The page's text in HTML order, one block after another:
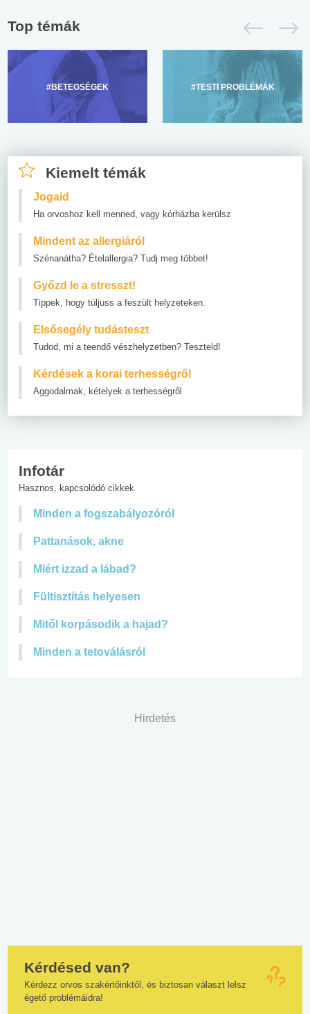
Top témák
#BETEGSÉGEK #TESTI PROBLÉMÁK
Kiemelt témák
Jogaid
Ha orvoshoz kell menned, vagy kórházba kerülsz
Mindent az allergiáról
Szénanátha? Ételallergia? Tudj meg többet!
Győzd le a stresszt!
Tippek, hogy túljuss a feszült helyzeteken.
Elsősegély tudásteszt
Tudod, mi a teendő vészhelyzetben? Teszteld!
Kérdések a korai terhességről
Aggodalmak, kételyek a terhességről
Infotár
Hasznos, kapcsolódó cikkek
Minden a fogszabályozóról
Pattanások, akne
Miért izzad a lábad?
Fültisztítás helyesen
Mitől korpásodik a hajad?
Minden a tetoválásról
Hirdetés
Kérdésed van?
Kérdezz orvos szakértőinktől, és biztosan választ lelsz
égető problémáidra!